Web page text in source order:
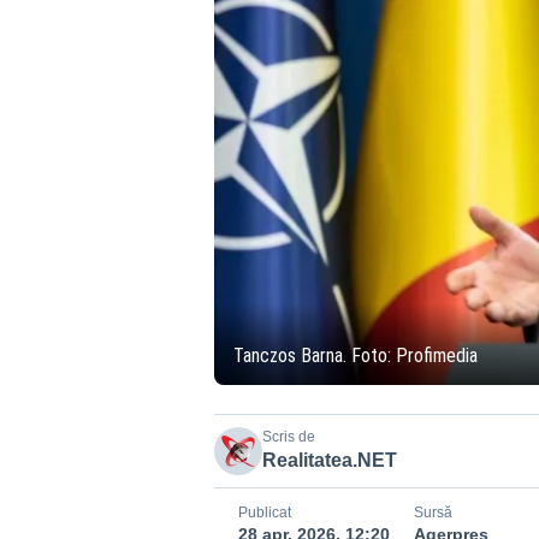
Tanczos Barna. Foto: Profimedia
Scris de
Realitatea.NET
Publicat
28 apr. 2026, 12:20
Sursă
Agerpres